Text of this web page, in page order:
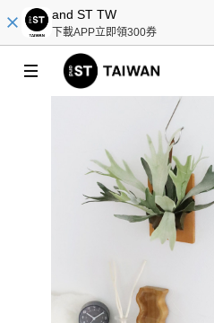
and ST TW
下載APP立即領300券